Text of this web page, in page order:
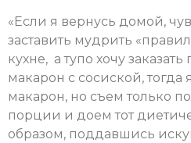
«Если я вернусь домой,
заставить мудрить
кухне, а тупо хочу
макарон с сосиской,
макарон, но съем только
порции и доем тот
образом, поддавшись